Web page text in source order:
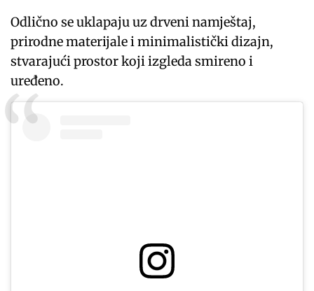
Odlično se uklapaju uz drveni namještaj,
prirodne materijale i minimalistički dizajn,
stvarajući prostor koji izgleda smireno i
uređeno.